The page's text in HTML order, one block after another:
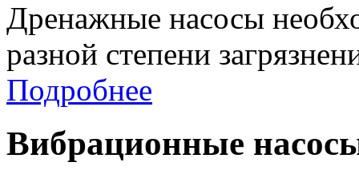
Дренажные насосы
разной степени
Подробнее
Вибрационные